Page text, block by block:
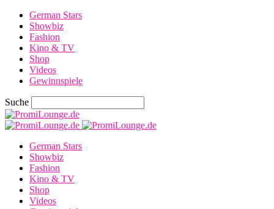
German Stars
Showbiz
Fashion
Kino & TV
Shop
Videos
Gewinnspiele
Suche
German Stars
Showbiz
Fashion
Kino & TV
Shop
Videos